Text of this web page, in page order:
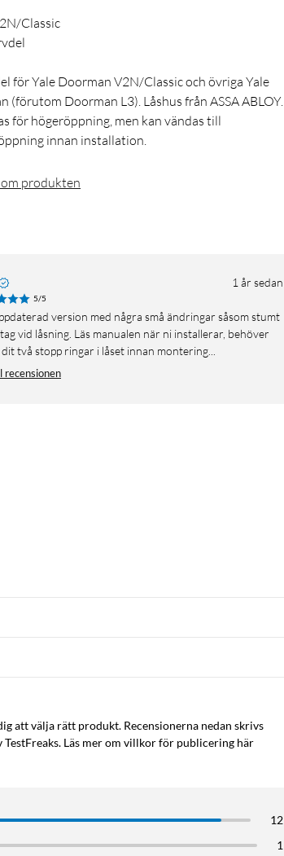
Classic
för Yale Doorman V2N/Classic och övriga Yale
(förutom Doorman L3). Låshus från ASSA ABLOY.
för högeröppning, men kan vändas till
innan installation.
om produkten
1 år sedan
5/5
vid låsning. Läs manualen när ni installerar, behöver
två stopp ringar i låset innan montering...
recensionen
att välja rätt produkt. Recensionerna nedan skrivs
Läs mer om villkor för publicering här
12
1